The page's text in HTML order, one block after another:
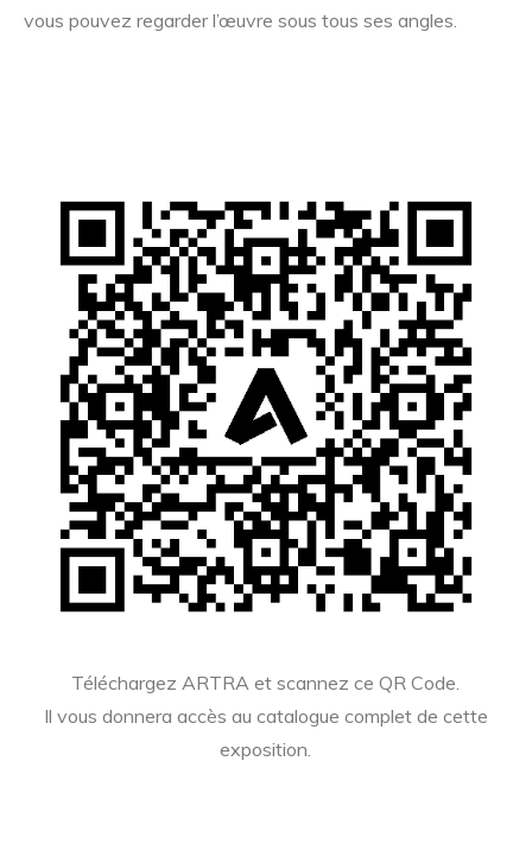
vous pouvez regarder l’œuvre sous tous ses angles.
Téléchargez ARTRA et scannez ce QR Code.
Il vous donnera accès au catalogue complet de cette
exposition.